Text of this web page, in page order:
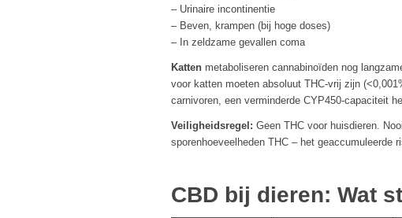
– Urinaire incontinentie
– Beven, krampen (bij hoge doses)
– In zeldzame gevallen coma
Katten metaboliseren cannabinoïden nog
voor katten moeten absoluut THC-vrij zijn
carnivoren, een verminderde CYP450-capaciteit
Veiligheidsregel: Geen THC voor huisdieren.
sporenhoeveelheden THC – het geaccumuleerde
CBD bij dieren: Wat